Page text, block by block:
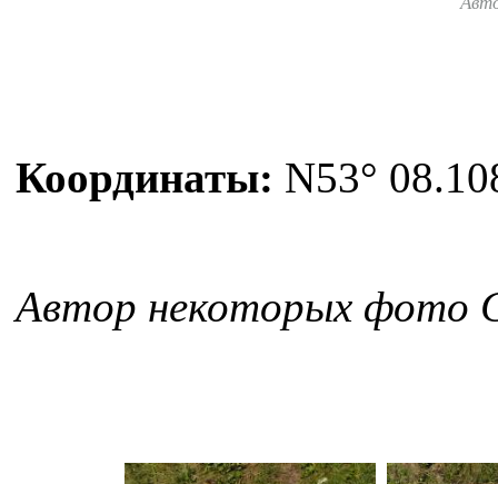
Координаты: N53°
Автор некоторых фото